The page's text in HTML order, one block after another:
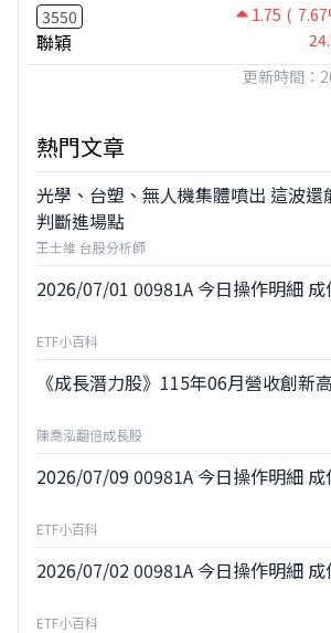
3550 1.75 (
聯穎
更新時間：
熱門文章
光學、台塑、無人機集體噴出 這波還
判斷進場點
王士維 台股分析師
2026/07/01 00981A 今日操作明細
ETF小百科
《成長潛力股》115年06月營收創新
陳喬泓翻倍成長股
2026/07/09 00981A 今日操作明細
ETF小百科
2026/07/02 00981A 今日操作明細
ETF小百科